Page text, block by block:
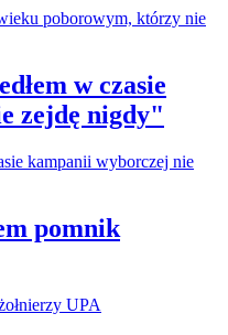
w czasie
zejdę nigdy"
pomnik